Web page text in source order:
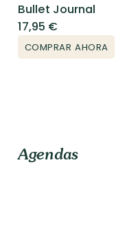
Bullet Journal
17,95 €
COMPRAR AHORA
Agendas